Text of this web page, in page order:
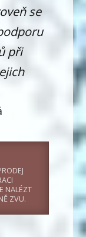
se
při
NALÉZT
ZVU.